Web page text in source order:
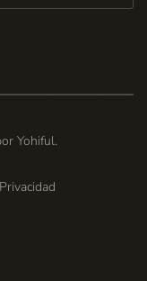
Yohiful.
Privacidad